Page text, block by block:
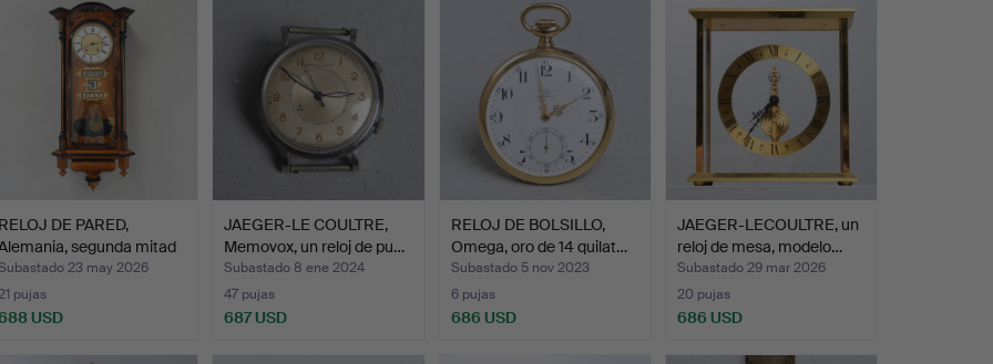
DE PARED,
segunda mitad
23 may 2026
pujas
USD
JAEGER-LE COULTRE,
Memovox, un reloj de pu…
Subastado 8 ene 2024
47 pujas
687 USD
RELOJ DE BOLSILLO,
Omega, oro de 14 quilat…
Subastado 5 nov 2023
6 pujas
686 USD
JAEGER-LECOULTRE, un
reloj de mesa, modelo…
Subastado 29 mar 2026
20 pujas
686 USD